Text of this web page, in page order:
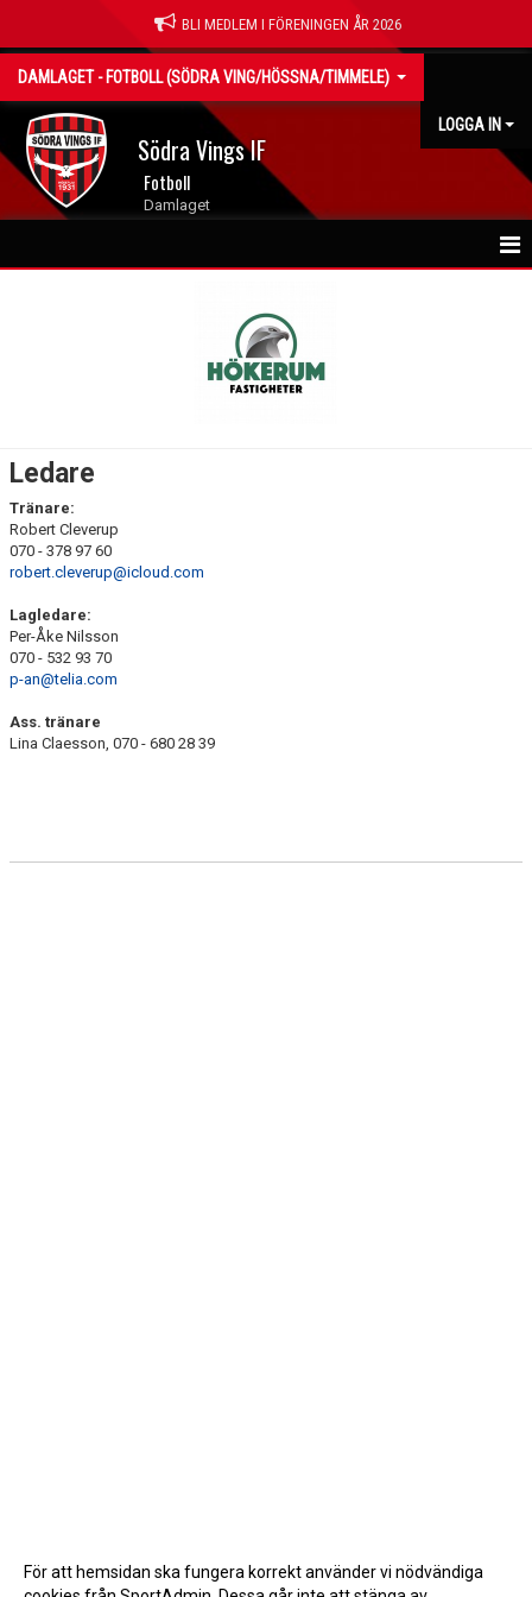
BLI MEDLEM I FÖRENINGEN ÅR 2026
DAMLAGET - FOTBOLL (SÖDRA VING/HÖSSNA/TIMMELE)
LOGGA IN
Södra Vings IF
Fotboll
Damlaget
KONTAKT
Ledare
Tränare:
Robert Cleverup
070 - 378 97 60
robert.cleverup@icloud.com
Lagledare:
Per-Åke Nilsson
070 - 532 93 70
p-an@telia.com
Ass. tränare
Lina Claesson, 070 - 680 28 39
För att hemsidan ska fungera korrekt använder vi nödvändiga